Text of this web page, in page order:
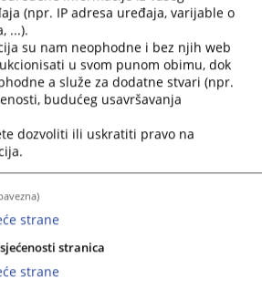
Su ODLUKA O IZMJENI I DOPUNI
OD 31.03.2026. GODINE
147
(npr. IP adresa uređaja, varijable o
...).
su nam neophodne i bez njih web
u svom punom obimu, dok
a služe za dodatne stvari (npr.
budućeg usavršavanja
dozvoliti ili uskratiti pravo na
strane
stranica
strane